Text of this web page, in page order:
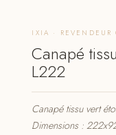
IXIA ·
Canapé
L222
Canapé tissu vert
Dimensions :